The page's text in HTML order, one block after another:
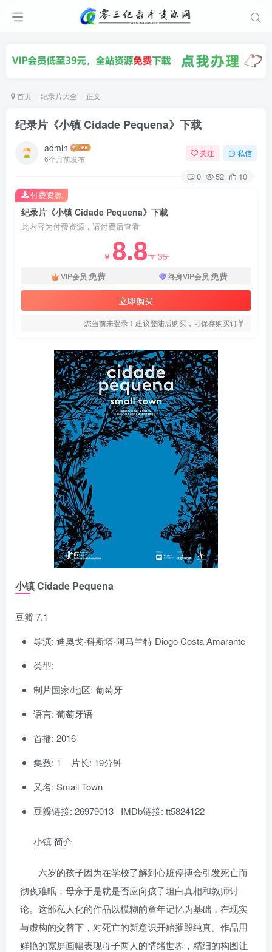
首页 纪录片大全 正文
纪录片《小镇 Cidade Pequena》下载
admin
6个月前发布
关注 私信
0 52 10
纪录片《小镇 Cidade Pequena》下载
此内容为付费资源，请付费后查看
￥ 8.8￥35
VIP会员 免费 终身VIP会员 免费
立即购买
您当前未登录！建议登陆后购买，可保存购买订单
付费资源
小镇 Cidade Pequena
豆瓣 7.1
导演: 迪奥戈·科斯塔·阿马兰特 Diogo Costa Amarante
类型:
制片国家/地区: 葡萄牙
语言: 葡萄牙语
首播: 2016
集数: 1 片长: 19分钟
又名: Small Town
豆瓣链接: 26979013 IMDb链接: tt5824122
小镇 简介
六岁的孩子因为在学校了解到心脏停搏会引发死亡而
彻夜难眠，母亲于是就是否应向孩子坦白真相和教师讨
论。这部私人化的作品以模糊的童年记忆为基础，在现实
与虚构的交替下，对死亡的新意识开始摧毁纯真。作品用
鲜艳的宽屏画幅表现母子两人的情绪世界，精细的构图让